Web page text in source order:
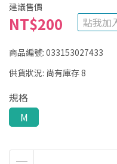
建議售價
NT$200 點我加
商品編號: 033153027433
供貨狀況: 尚有庫存 8
規格
M